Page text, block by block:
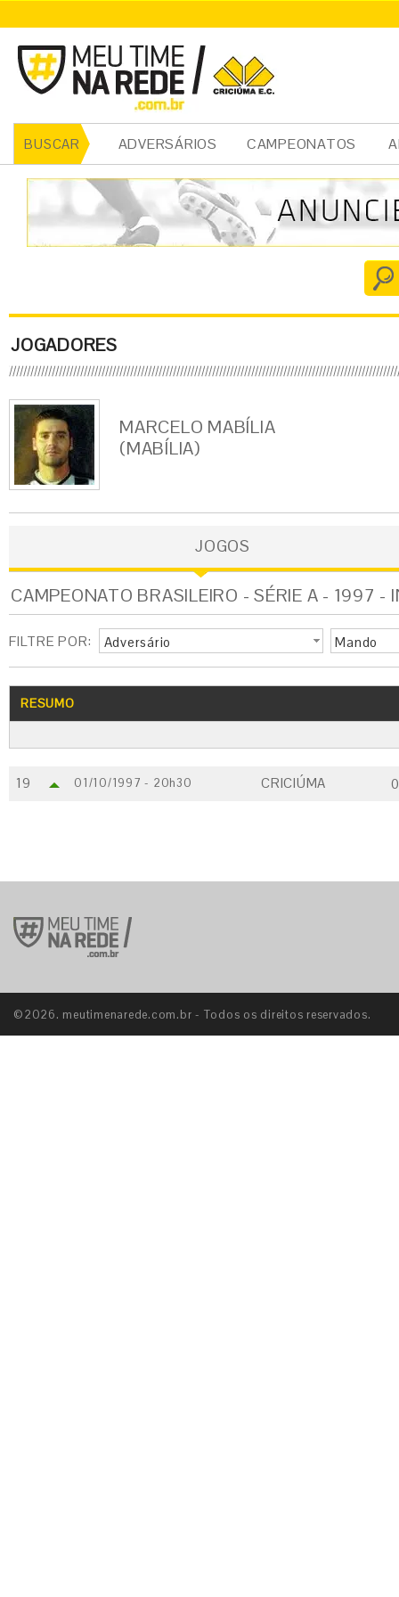
BUSCAR ADVERSÁRIOS CAMPEONATOS
JOGADORES
MARCELO MABÍLIA
(MABÍLIA)
JOGOS
CAMPEONATO BRASILEIRO - SÉRIE A - 1997 -
FILTRE POR: Adversário Mando
RESUMO
19 01/10/1997 - 20h30 CRICIÚMA 0
©2026. meutimenarede.com.br - Todos os direitos reservados.